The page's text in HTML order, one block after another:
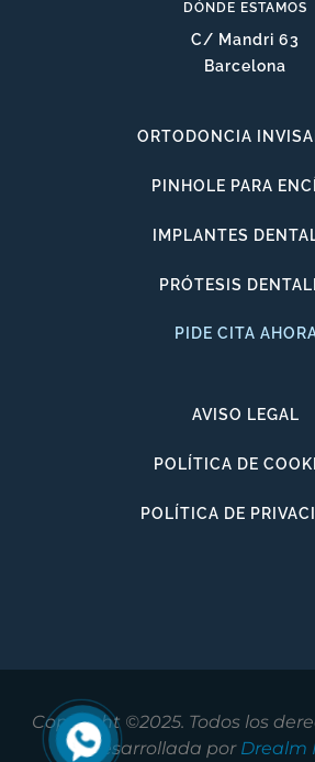
DÓNDE ESTAMOS
C/ Mandri 63
Barcelona
ORTODONCIA
PINHOLE PARA
IMPLANTES
PRÓTESIS
PIDE CITA
AVISO LEGAL
POLÍTICA DE
POLÍTICA DE
Copyright ©2025. Todos los
Desarrollada por Drealm